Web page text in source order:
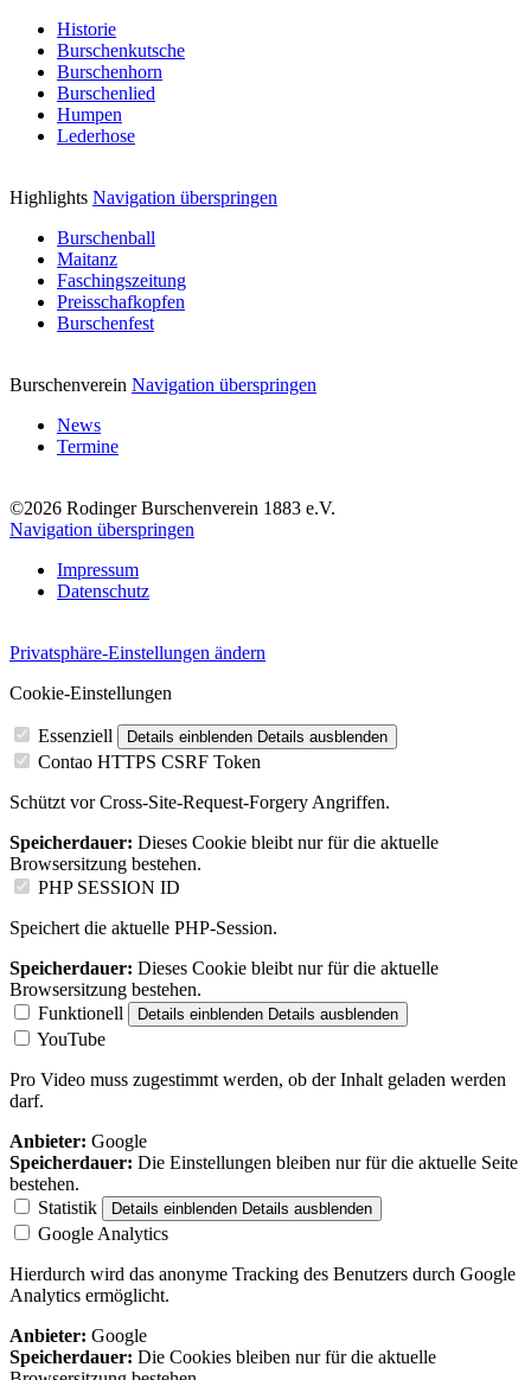
Historie
Burschenkutsche
Burschenhorn
Burschenlied
Humpen
Lederhose
Highlights Navigation überspringen
Burschenball
Maitanz
Faschingszeitung
Preisschafkopfen
Burschenfest
Burschenverein Navigation überspringen
News
Termine
©2026 Rodinger Burschenverein 1883 e.V.
Navigation überspringen
Impressum
Datenschutz
Privatsphäre-Einstellungen ändern
Cookie-Einstellungen
Essenziell Details einblenden Details ausblenden
Contao HTTPS CSRF Token
Schützt vor Cross-Site-Request-Forgery Angriffen.
Speicherdauer: Dieses Cookie bleibt nur für die aktuelle
Browsersitzung bestehen.
PHP SESSION ID
Speichert die aktuelle PHP-Session.
Speicherdauer: Dieses Cookie bleibt nur für die aktuelle
Browsersitzung bestehen.
Funktionell
Details einblenden Details ausblenden
YouTube
Pro Video muss zugestimmt werden, ob der Inhalt geladen werden
darf.
Anbieter: Google
Speicherdauer: Die Einstellungen bleiben nur für die aktuelle Seite
bestehen.
Statistik
Details einblenden Details ausblenden
Google Analytics
Hierdurch wird das anonyme Tracking des Benutzers durch Google
Analytics ermöglicht.
Anbieter: Google
Speicherdauer: Die Cookies bleiben nur für die aktuelle